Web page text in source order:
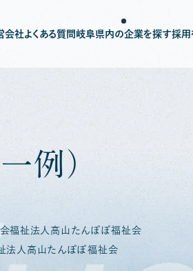
会社よくある質問 岐阜県内の企業を探す採用
一例 ）
福祉法人高山たんぽぽ福祉会
法人高山たんぽぽ福祉会